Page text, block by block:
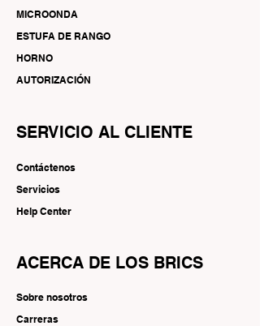
MICROONDA
ESTUFA DE RANGO
HORNO
AUTORIZACIÓN
SERVICIO AL CLIENTE
Contáctenos
Servicios
Help Center
ACERCA DE LOS BRICS
Sobre nosotros
Carreras